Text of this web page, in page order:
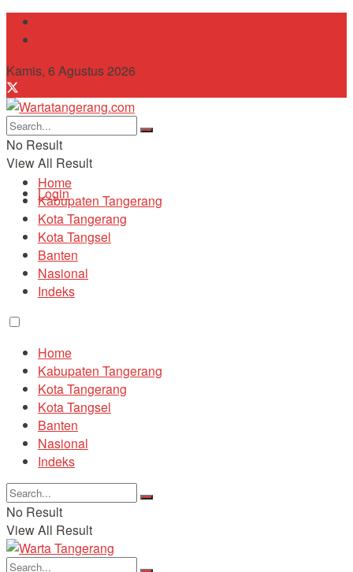
Kamis, 6 Agustus 2026
No Result
View All Result
Login
Home
Kabupaten Tangerang
Kota Tangerang
Kota Tangsel
Banten
Nasional
Indeks
Home
Kabupaten Tangerang
Kota Tangerang
Kota Tangsel
Banten
Nasional
Indeks
No Result
View All Result